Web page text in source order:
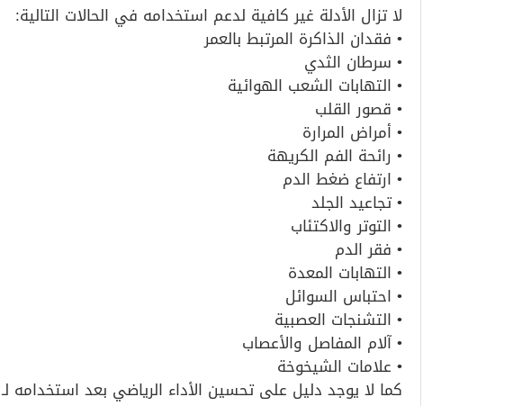
لا تزال الأدلة غير كافية لدعم استخدامه في الحالات التالية:
• فقدان الذاكرة المرتبط بالعمر
• سرطان الثدي
• التهابات الشعب الهوائية
• قصور القلب
• أمراض المرارة
• رائحة الفم الكريهة
• ارتفاع ضغط الدم
• تجاعيد الجلد
• التوتر والاكتئاب
• فقر الدم
• التهابات المعدة
• احتباس السوائل
• التشنجات العصبية
• آلام المفاصل والأعصاب
• علامات الشيخوخة
كما لا يوجد دليل على تحسين الأداء الرياضي بعد استخدامه لـ 8 أسابيع.